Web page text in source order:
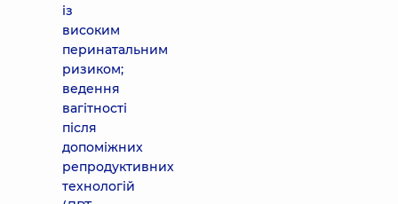
із
високим
перинатальним
ризиком;
ведення
вагітності
після
допоміжних
репродуктивних
технологій